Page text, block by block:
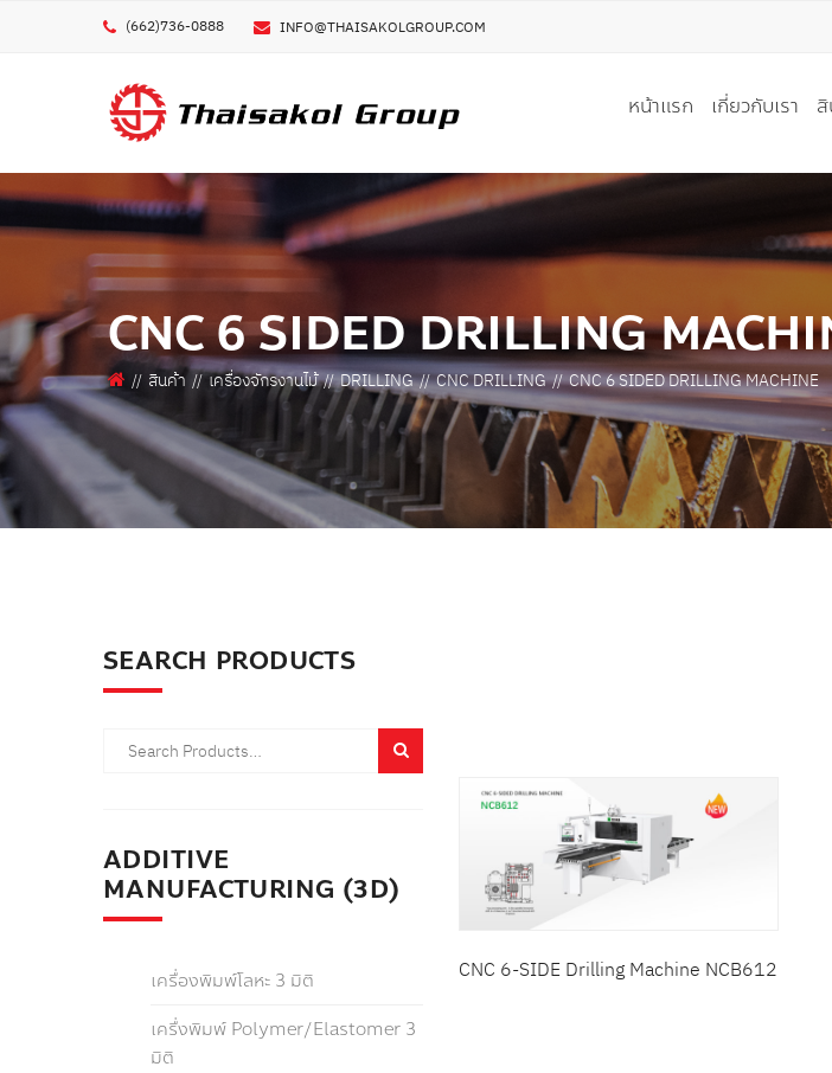
(662)736-0888 INFO@THAISAKOLGROUP.COM
หน้าแรก เกี่ยวกับเรา
เครื่องพิมพ์โลหะ 3 มิติ
เครื่งพิมพ์ POLYMER/ELASTOMER 3 มิติ
เครื่องพิมพ์ คอมโพสิท 3 มิติ
เครื่องพิมพ์ 3 มิติ อื่นๆ
เครื่องมือตัด
ใบมีดอุตสาหกรรม
ใบเลื่อยสายพาน
เครื่องมือตัด PCD
เครื่องมือตัด อื่นๆ
เบอร์ติดต่อกลับ * :
อีเมล * :
CNC 6 SIDED DRILLING
สินค้า เครื่องจักรงานไม้ DRILLING CNC DRILLING CNC 6 SIDED DRILLING MACHINE
SEARCH PRODUCTS
ADDITIVE
MANUFACTURING (3D)
เครื่องพิมพ์โลหะ 3 มิติ
เครื่งพิมพ์ Polymer/Elastomer 3
มิติ
CNC 6-SIDE Drilling Machine NCB612